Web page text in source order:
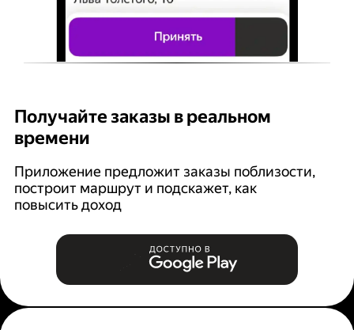
Получайте заказы в реальном
времени
Приложение предложит заказы поблизости,
построит маршрут и подскажет, как
повысить доход